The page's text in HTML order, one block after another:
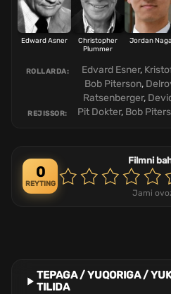
Edward Asner
Christopher
Plummer
Jordan
ROLLARDA: Edvard Esner,
Bob Piterson,
Ratsenberger,
REJISSOR: Pit Dokter, Bob
0
REYTING
Filmni
Jami
TEPAGA / YUQORIGA /
TILIDA